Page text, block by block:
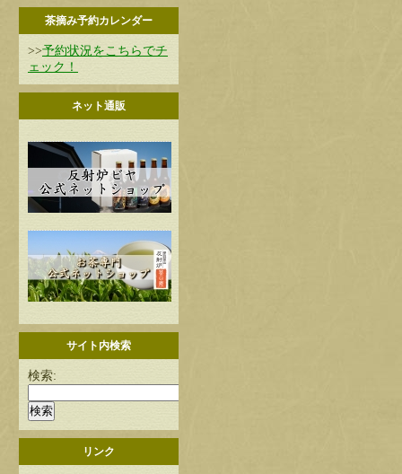
茶摘み予約カレンダー
>>予約状況をこちらでチ
ェック！
ネット通販
サイト内検索
検索:
リンク